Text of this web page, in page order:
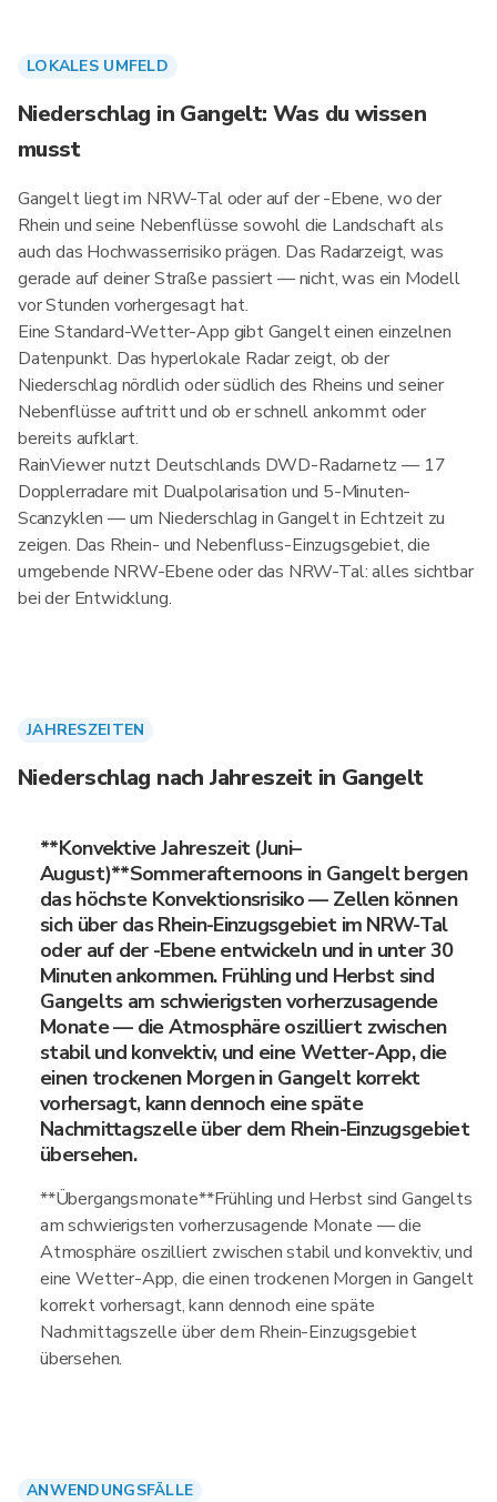
LOKALES UMFELD
Niederschlag in Gangelt: Was du wissen
musst
Gangelt liegt im NRW-Tal oder auf der -Ebene, wo der
Rhein und seine Nebenflüsse sowohl die Landschaft als
auch das Hochwasserrisiko prägen. Das Radarzeigt, was
gerade auf deiner Straße passiert — nicht, was ein Modell
vor Stunden vorhergesagt hat.
Eine Standard-Wetter-App gibt Gangelt einen einzelnen
Datenpunkt. Das hyperlokale Radar zeigt, ob der
Niederschlag nördlich oder südlich des Rheins und seiner
Nebenflüsse auftritt und ob er schnell ankommt oder
bereits aufklart.
RainViewer nutzt Deutschlands DWD-Radarnetz — 17
Dopplerradare mit Dualpolarisation und 5-Minuten-
Scanzyklen — um Niederschlag in Gangelt in Echtzeit zu
zeigen. Das Rhein- und Nebenfluss-Einzugsgebiet, die
umgebende NRW-Ebene oder das NRW-Tal: alles sichtbar
bei der Entwicklung.
JAHRESZEITEN
Niederschlag nach Jahreszeit in Gangelt
**Konvektive Jahreszeit (Juni–
August)**Sommerafternoons in Gangelt bergen
das höchste Konvektionsrisiko — Zellen können
sich über das Rhein-Einzugsgebiet im NRW-Tal
oder auf der -Ebene entwickeln und in unter 30
Minuten ankommen. Frühling und Herbst sind
Gangelts am schwierigsten vorherzusagende
Monate — die Atmosphäre oszilliert zwischen
stabil und konvektiv, und eine Wetter-App, die
einen trockenen Morgen in Gangelt korrekt
vorhersagt, kann dennoch eine späte
Nachmittagszelle über dem Rhein-Einzugsgebiet
übersehen.
**Übergangsmonate**Frühling und Herbst sind Gangelts
am schwierigsten vorherzusagende Monate — die
Atmosphäre oszilliert zwischen stabil und konvektiv, und
eine Wetter-App, die einen trockenen Morgen in Gangelt
korrekt vorhersagt, kann dennoch eine späte
Nachmittagszelle über dem Rhein-Einzugsgebiet
übersehen.
ANWENDUNGSFÄLLE